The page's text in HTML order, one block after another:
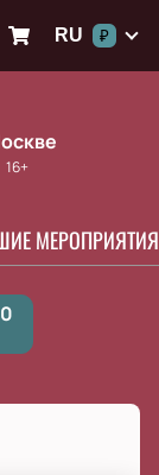
RU ₽
16+
МЕРОПРИЯТИЯ